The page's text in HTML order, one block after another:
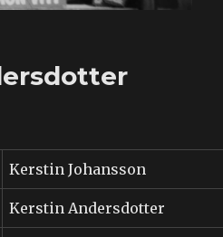
Kerstin Johansson
Kerstin Andersdotter